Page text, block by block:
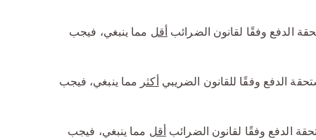
الدفع وفقًا لقانون الضرائب أقل مما ينبغي، فيجب
الدفع وفقًا للقانون الضريبيأكثر مما ينبغي، فيجب
الدفع وفقًا لقانون الضرائب أقل مما ينبغي، فيجب